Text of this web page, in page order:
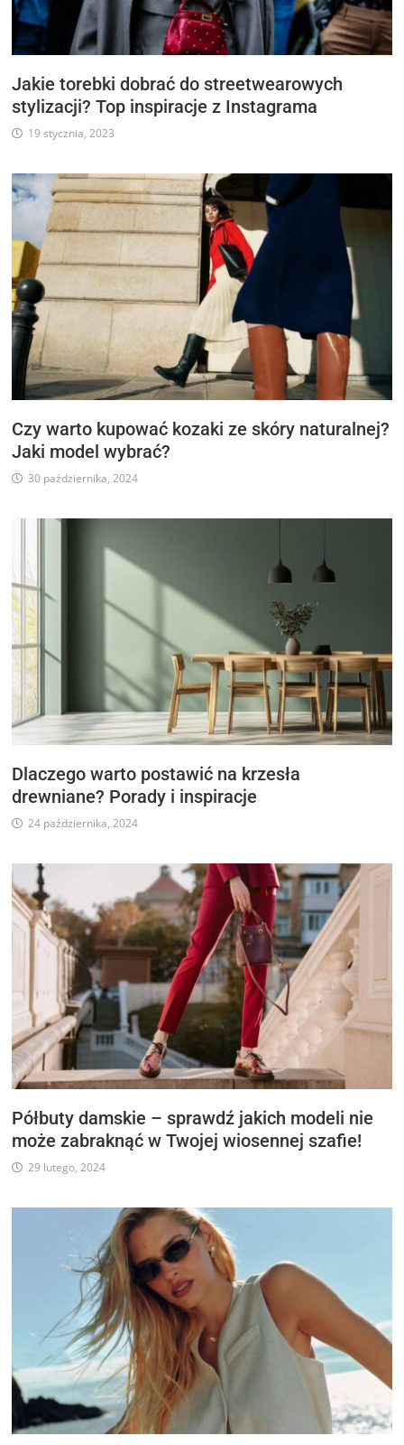
Jakie torebki dobrać do streetwearowych
stylizacji? Top inspiracje z Instagrama
19 stycznia, 2023
Czy warto kupować kozaki ze skóry naturalnej?
Jaki model wybrać?
30 października, 2024
Dlaczego warto postawić na krzesła
drewniane? Porady i inspiracje
24 października, 2024
Półbuty damskie – sprawdź jakich modeli nie
może zabraknąć w Twojej wiosennej szafie!
29 lutego, 2024